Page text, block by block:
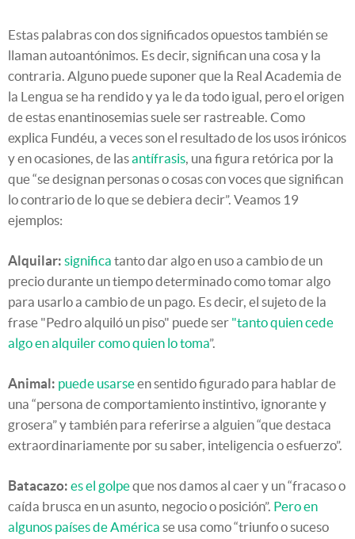
Estas palabras con dos significados opuestos también se
llaman autoantónimos. Es decir, significan una cosa y la
contraria. Alguno puede suponer que la Real Academia de
la Lengua se ha rendido y ya le da todo igual, pero el origen
de estas enantinosemias suele ser rastreable. Como
explica Fundéu, a veces son el resultado de los usos irónicos
y en ocasiones, de lasantífrasis, una figura retórica por la
que “se designan personas o cosas con voces que significan
lo contrario de lo que se debiera decir”. Veamos 19
ejemplos:
Alquilar: significa tanto dar algo en uso a cambio de un
precio durante un tiempo determinado como tomar algo
para usarlo a cambio de un pago. Es decir, el sujeto de la
frase "Pedro alquiló un piso" puede ser "tanto quien cede
algo en alquiler como quien lo toma”.
Animal: puede usarseen sentido figurado para hablar de
una “persona de comportamiento instintivo, ignorante y
grosera” y también para referirse a alguien “que destaca
extraordinariamente por su saber, inteligencia o esfuerzo”.
Batacazo: es el golpeque nos damos al caer y un “fracaso o
caída brusca en un asunto, negocio o posición”. Pero en
algunos países de América se usa como “triunfo o suceso